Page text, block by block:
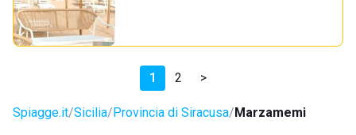
1 2 >
Spiagge.it Sicilia Provincia di Siracusa Marzamemi